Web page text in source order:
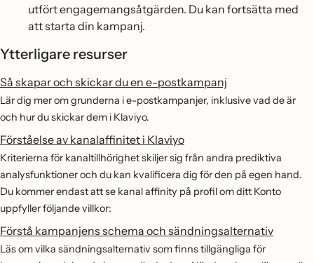
utfört engagemangsåtgärden. Du kan fortsätta med
att starta din kampanj.
Ytterligare resurser
Så skapar och skickar du en e-postkampanj
Lär dig mer om grunderna i e-postkampanjer, inklusive vad de är
och hur du skickar dem i Klaviyo.
Förståelse av kanalaffinitet i Klaviyo
Kriterierna för kanaltillhörighet skiljer sig från andra prediktiva
analysfunktioner och du kan kvalificera dig för den på egen hand.
Du kommer endast att se kanal affinity på profil om ditt Konto
uppfyller följande villkor:
Förstå kampanjens schema och sändningsalternativ
Läs om vilka sändningsalternativ som finns tillgängliga för